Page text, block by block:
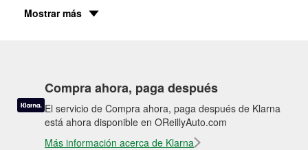
Mostrar más
Compra ahora, paga después
El servicio de Compra ahora, paga después de Klarna
está ahora disponible en OReillyAuto.com
Más información acerca de Klarna